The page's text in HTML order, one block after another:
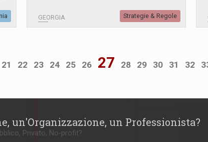
GEORGIA Strategie & Regole
21 22 23 24 25 26 27 28 29 30 31 32
un'Organizzazione, un Professionista?
Privato, No-profit?